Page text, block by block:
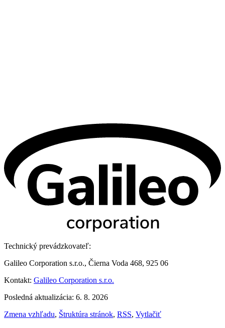
Technický prevádzkovateľ:
Galileo Corporation s.r.o., Čierna Voda 468, 925 06
Kontakt: Galileo Corporation s.r.o.
Posledná aktualizácia: 6. 8. 2026
Zmena vzhľadu, Štruktúra stránok, RSS, Vytlačiť